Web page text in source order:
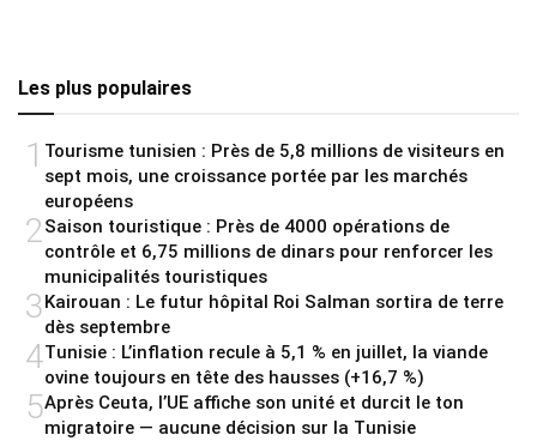
Les plus populaires
1 Tourisme tunisien : Près de 5,8 millions de visiteurs en
sept mois, une croissance portée par les marchés
européens
2Saison touristique : Près de 4000 opérations de
contrôle et 6,75 millions de dinars pour renforcer les
municipalités touristiques
3 Kairouan : Le futur hôpital Roi Salman sortira de terre
dès septembre
4Tunisie : L’inflation recule à 5,1 % en juillet, la viande
ovine toujours en tête des hausses (+16,7 %)
5Après Ceuta, l’UE affiche son unité et durcit le ton
migratoire — aucune décision sur la Tunisie